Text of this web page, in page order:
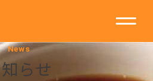
News
らせ